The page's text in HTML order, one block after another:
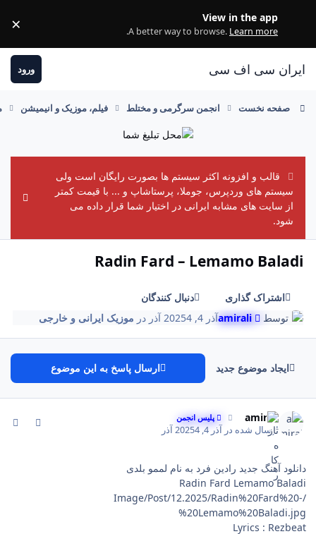
View in the app
A better way to browse. Learn more
.
×
ایران سی اف سی ورود
صفحه نخست انجمن سرگرمی و مختلط فیلم، موزیک و انیمیشن
قالب و افزونه اکثر سیستم ها بصورت رایگان است ولی
سیستم های وردپرس، جوملا، پرستاشاپ و ... با قیمت کمتر
از سایت های مشابه ایرانی در اختیار شما قرار داده می
شود.
Radin Fard – Lemamo Baladi
اشتراک گذاری
دنبال کنندگان
توسط
amirali آذر 4, 2025 4 آذر در موزیک ایرانی و خارجی
ایجاد موضوع جدید ارسال پاسخ به این موضوع
amirali پلیس انجمن
ارسال شده در آذر 4, 2025 4 آذر
دانلود آهنگ جدید رادین فرد به نام لممو بلدی
Radin Fard Lemamo Baladi
/Image/Post/12.2025/Radin%20Fard%20-
%20Lemamo%20Baladi.jpg
Lyrics : Rezbeat